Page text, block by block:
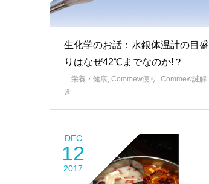
生化学のお話：水銀体温計の目盛
りはなぜ42℃までなのか!？
栄養・健康, Commew便り , Commew謎解
き
DEC
12
2017